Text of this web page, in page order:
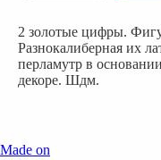
2 золотые цифры.
Разнокалиберная их
перламутр в
декоре. Шдм.
Made on